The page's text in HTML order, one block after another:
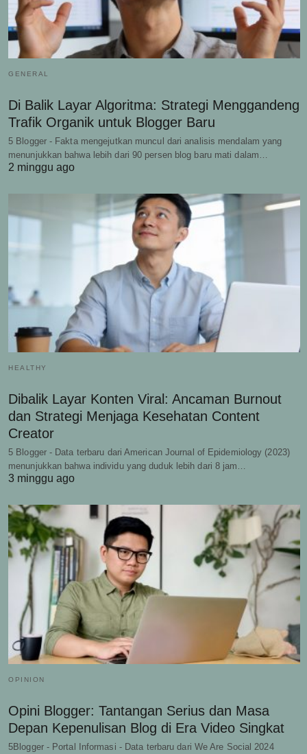
GENERAL
Di Balik Layar Algoritma: Strategi Menggandeng
Trafik Organik untuk Blogger Baru
5 Blogger - Fakta mengejutkan muncul dari analisis mendalam yang
menunjukkan bahwa lebih dari 90 persen blog baru mati dalam…
2 minggu ago
HEALTHY
Dibalik Layar Konten Viral: Ancaman Burnout
dan Strategi Menjaga Kesehatan Content
Creator
5 Blogger - Data terbaru dari American Journal of Epidemiology (2023)
menunjukkan bahwa individu yang duduk lebih dari 8 jam…
3 minggu ago
OPINION
Opini Blogger: Tantangan Serius dan Masa
Depan Kepenulisan Blog di Era Video Singkat
5Blogger - Portal Informasi - Data terbaru dari We Are Social 2024